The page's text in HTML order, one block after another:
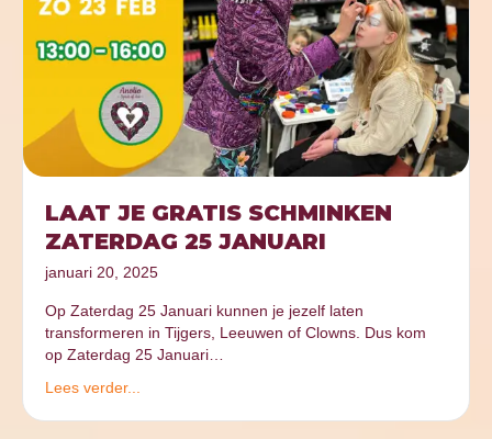
LAAT JE GRATIS SCHMINKEN
ZATERDAG 25 JANUARI
januari 20, 2025
Op Zaterdag 25 Januari kunnen je jezelf laten
transformeren in Tijgers, Leeuwen of Clowns. Dus kom
op Zaterdag 25 Januari…
Lees verder...